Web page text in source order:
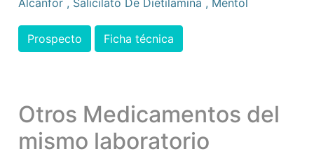
Alcanfor , Salicilato De Dietilamina , Mentol
Prospecto Ficha técnica
Otros Medicamentos del
mismo laboratorio